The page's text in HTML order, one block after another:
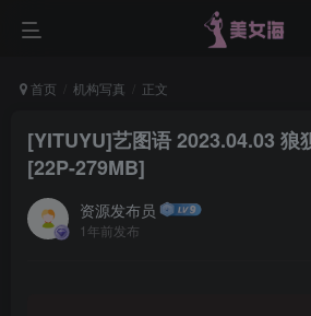
首页 机构写真 正文
[YITUYU]艺图语 2023.04.03 狼
[22P-279MB]
资源发布员
1年前发布